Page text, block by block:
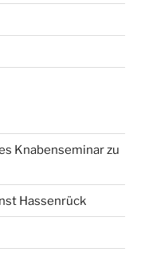
Knabenseminar zu
Hassenrück